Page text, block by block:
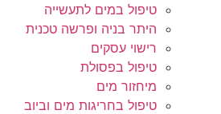
טיפול במים לתעשייה
היתר בניה ופרשה טכנית
רישוי עסקים
טיפול בפסולת
מיחזור מים
טיפול בחריגות מים וביוב